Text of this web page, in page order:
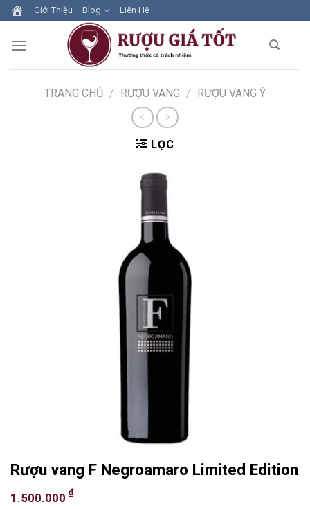
Skip
to
content
Giới Thiệu Blog Liên Hệ
TRANG CHỦ / RƯỢU VANG / RƯỢU VANG Ý
LỌC
Rượu vang F Negroamaro Limited Edition
1.500.000 ₫